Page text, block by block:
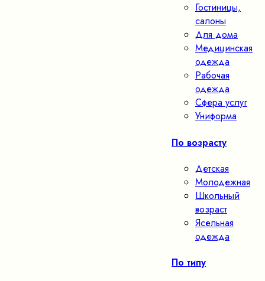
Гостиницы,
салоны
Для дома
Медицинская
одежда
Рабочая
одежда
Сфера услуг
Униформа
По возрасту
Детская
Молодежная
Школьный
возраст
Ясельная
одежда
По типу